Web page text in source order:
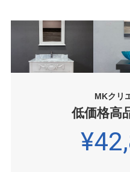
MKクリ
低価格高